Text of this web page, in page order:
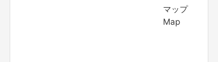
マップ
Map